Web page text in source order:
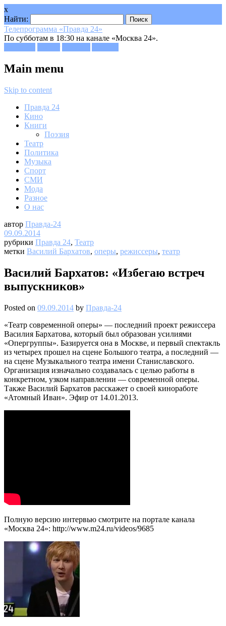
x
Найти:
Телепрограмма «Правда 24»
По субботам в 18:30 на канале «Москва 24».
Main menu
Skip to content
Правда 24
Кино
Книги
Поэзия
Театр
Политика
Музыка
Спорт
СМИ
Мода
Разное
О нас
автор Правда-24
09.09.2014
рубрики Правда 24, Театр
метки Василий Бархатов, оперы, режиссеры, театр
Василий Бархатов: «Избегаю встреч
выпускников»
Posted on 09.09.2014 by Правда-24
«Театр современной оперы» — последний проект режиссера
Василия Бархатова, который был образован усилиями
«Опергруппы». Базируется она в Москве, и первый спектакль
из четырех прошел на сцене Большого театра, а последний —
на сцене Музыкального театра имени Станиславского.
Организация изначально создавалась с целью работы в
конкретном, узком направлении — современной оперы.
Также Василий Бархатов расскажет о своей киноработе
«Атомный Иван». Эфир от 14.01.2013.
Полную версию интервью смотрите на портале канала
«Москва 24»: http://www.m24.ru/videos/9685